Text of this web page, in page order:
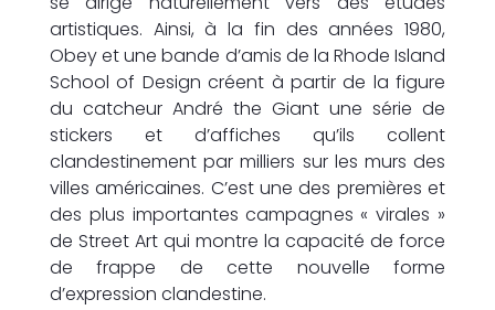
artistiques. Ainsi, à la fin des années 1980,
Obey et une bande d’amis de la Rhode Island
School of Design créent à partir de la figure
du catcheur André the Giant une série de
stickers et d’affiches qu’ils collent
clandestinement par milliers sur les murs des
villes américaines. C’est une des premières et
des plus importantes campagnes « virales »
de Street Art qui montre la capacité de force
de frappe de cette nouvelle forme
d’expression clandestine.